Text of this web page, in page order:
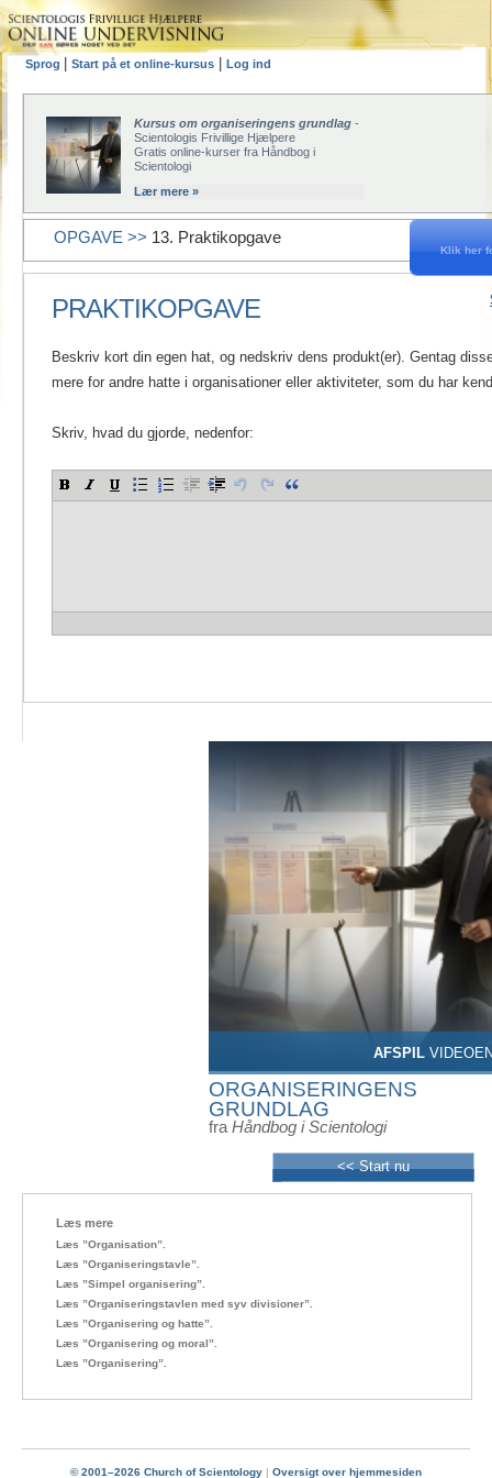
Sprog Start på et online-kursus Log ind
AFSPIL
ORGANISERINGENS
GRUNDLAG
fra Håndbog i Scientologi
<< Start nu
Kursus om organiseringens grundlag -
Scientologis Frivillige Hjælpere
Gratis online-kurser fra Håndbog i
Scientologi
Lær mere »
Klik her
OPGAVE >> 13. Praktikopgave
PRAKTIKOPGAVE
Beskriv kort din egen hat, og nedskriv dens produkt(er). Gentag
mere for andre hatte i organisationer eller aktiviteter, som du har
Skriv, hvad du gjorde, nedenfor:
Læs mere
Læs ”Organisation”.
Læs ”Organiseringstavle”.
Læs ”Simpel organisering”.
Læs ”Organiseringstavlen med syv divisioner”.
Læs ”Organisering og hatte”.
Læs ”Organisering og moral”.
Læs ”Organisering”.
© 2001–2026 Church of Scientology | Oversigt over hjemmesiden